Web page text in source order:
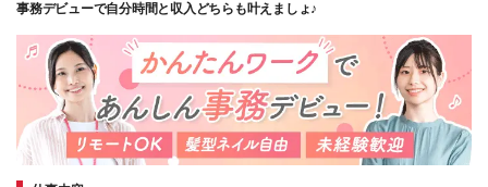
事務デビューで自分時間と収入どちらも叶えましょ♪